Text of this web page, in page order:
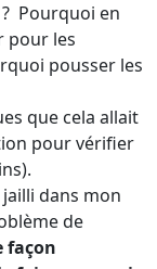
Pourquoi en
pour les
pousser les
que cela allait
pour vérifier
jailli dans mon
de
façon